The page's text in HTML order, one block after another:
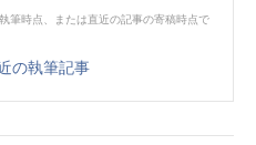
筆時点、または直近の記事の寄稿時点で
の執筆記事